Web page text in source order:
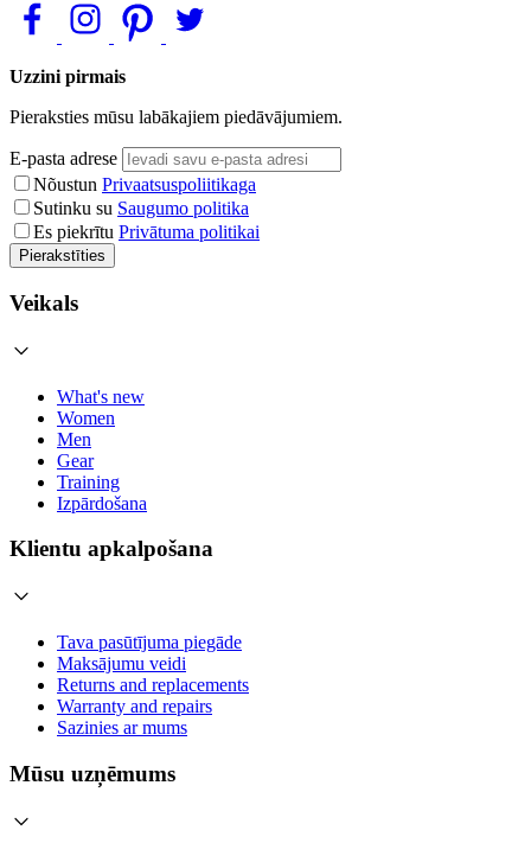
Uzzini pirmais
Pieraksties mūsu labākajiem piedāvājumiem.
E-pasta adrese
Nõustun Privaatsuspoliitikaga
Sutinku su Saugumo politika
Es piekrītu Privātuma politikai
Pierakstīties
Veikals
What's new
Women
Men
Gear
Training
Izpārdošana
Klientu apkalpošana
Tava pasūtījuma piegāde
Maksājumu veidi
Returns and replacements
Warranty and repairs
Sazinies ar mums
Mūsu uzņēmums